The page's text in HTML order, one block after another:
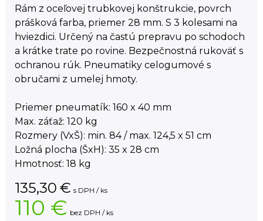
Rám z oceľovej trubkovej konštrukcie, povrch
prášková farba, priemer 28 mm. S 3 kolesami na
hviezdici. Určený na častú prepravu po schodoch
a krátke trate po rovine. Bezpečnostná rukoväť s
ochranou rúk. Pneumatiky celogumové s
obručami z umelej hmoty.
Priemer pneumatík: 160 x 40 mm
Max. záťaž: 120 kg
Rozmery (VxŠ): min. 84 / max. 124,5 x 51 cm
Ložná plocha (ŠxH): 35 x 28 cm
Hmotnosť: 18 kg
135,30 € s DPH / ks
110 € bez DPH / ks